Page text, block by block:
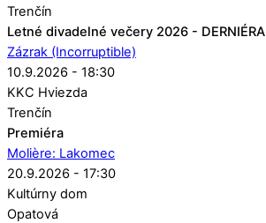
Trenčín
Letné divadelné večery 2026 - DERNIÉRA
Zázrak (Incorruptible)
10.9.2026 - 18:30
KKC Hviezda
Trenčín
Premiéra
Molière: Lakomec
20.9.2026 - 17:30
Kultúrny dom
Opatová